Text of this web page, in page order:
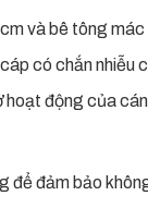
và bê tông mác
có chắn nhiễu
hoạt động của
để đảm bảo